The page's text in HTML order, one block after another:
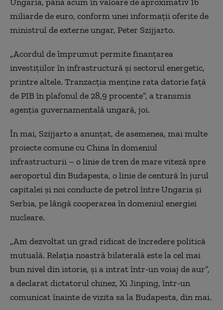
miliarde de euro, conform unei informații oferite de
ministrul de externe ungar, Peter Szijjarto.
„Acordul de împrumut permite finanțarea
investițiilor în infrastructură și sectorul energetic,
printre altele. Tranzacția menține rata datorie față
de PIB în plafonul de 28,9 procente”, a transmis
agenția guvernamentală ungară, joi.
În mai, Szijjarto a anunțat, de asemenea, mai multe
proiecte comune cu China în domeniul
infrastructurii – o linie de tren de mare viteză spre
aeroportul din Budapesta, o linie de centură în jurul
capitalei și noi conducte de petrol între Ungaria și
Serbia, pe lângă cooperarea în domeniul energiei
nucleare.
„Am dezvoltat un grad ridicat de încredere politică
mutuală. Relația noastră bilaterală este la cel mai
bun nivel din istorie, și a intrat într-un voiaj de aur”,
a declarat dictatorul chinez, Xi Jinping, într-un
comunicat înainte de vizita sa la Budapesta, din mai.